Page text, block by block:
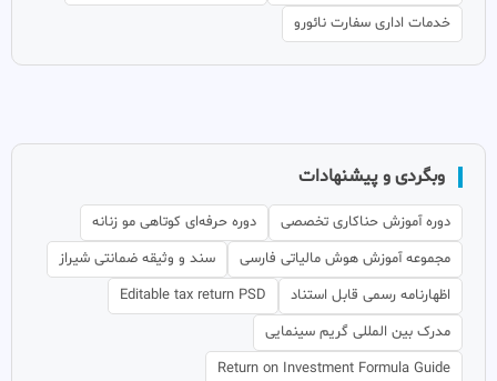
خدمات اداری سفارت نائورو
وبگردی و پیشنهادات
دوره آموزش حنا‌کاری تخصصی
دوره حرفه‌ای کوتاهی مو زنانه
مجموعه آموزش هوش مالیاتی فارسی
سند و وثیقه ضمانتی شیراز
اظهارنامه رسمی قابل استناد
Editable tax return PSD
مدرک بین المللی گریم سینمایی
Return on Investment Formula Guide